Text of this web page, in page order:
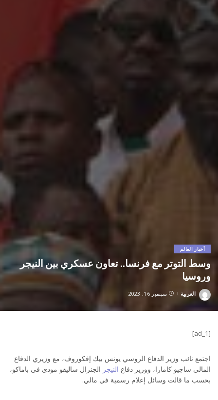
أخبار العالم
وسط التوتر مع فرنسا.. تعاون عسكري بين النيجر
وروسيا
Posted
العربية سبتمبر 16, 2023
[ad_1]
اجتمع نائب وزير الدفاع الروسي يونس بيك إفكوروف، مع وزيري الدفاع
المالي ساجيو كامارا، ووزير دفاع النيجر الجنرال ساليفو مودي في باماكو،
بحسب ما قالت وسائل إعلام رسمية في مالي.